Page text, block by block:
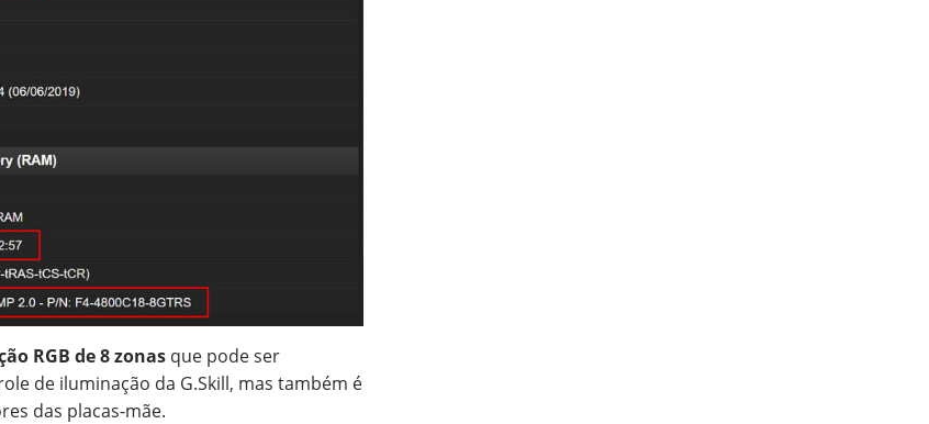
RGB de 8 zonas que pode ser
de iluminação da G.Skill, mas também é
das placas-mãe.